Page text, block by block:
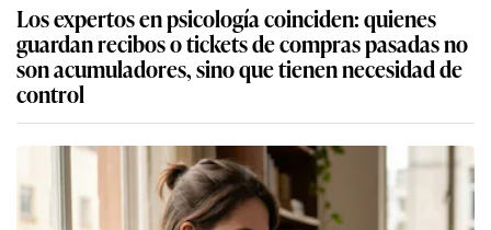
Los expertos en psicología coinciden: quienes
guardan recibos o tickets de compras pasadas no
son acumuladores, sino que tienen necesidad de
control